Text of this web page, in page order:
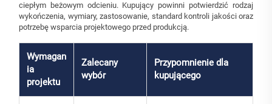
ciepłym beżowym odcieniu. Kupujący powinni potwierdzić rodzaj
wykończenia, wymiary, zastosowanie, standard kontroli jakości oraz
potrzebę wsparcia projektowego przed produkcją.
Wymagan
ia
projektu
Zalecany
wybór
Przypomnienie dla
kupującego